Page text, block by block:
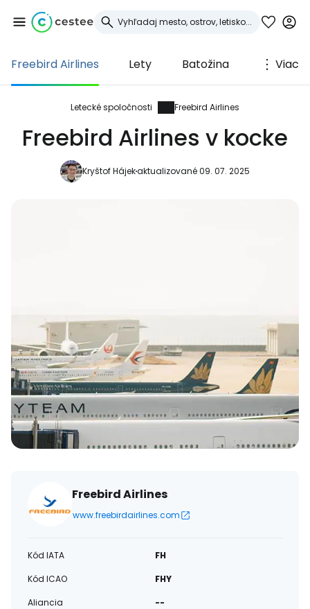
Freebird Airlines Lety Batožina Viac
Letecké spoločnosti Freebird Airlines
Freebird Airlines v kocke
Kryštof Hájekaktualizované 09. 07. 2025
Freebird Airlines
www.freebirdairlines.com
Kód IATA
FH
Kód ICAO
FHY
Aliancia
--
Prihláste sa do
služby Cestee
... celosvetovej komunity cestovateľov